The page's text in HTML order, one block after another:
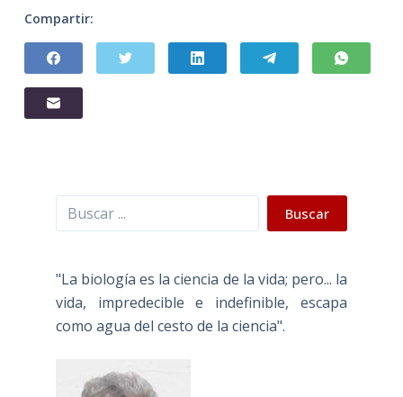
Compartir:
Buscar Buscar
"La biología es la ciencia de la vida; pero... la
vida, impredecible e indefinible, escapa
como agua del cesto de la ciencia".